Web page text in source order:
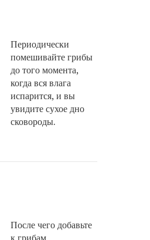
Периодически
помешивайте грибы
до того момента,
когда вся влага
испарится, и вы
увидите сухое дно
сковороды.
После чего добавьте